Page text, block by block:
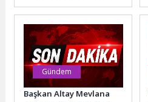
konuşulan sorunların
başında idrar...
Gündem
Başkan Altay Mevlana